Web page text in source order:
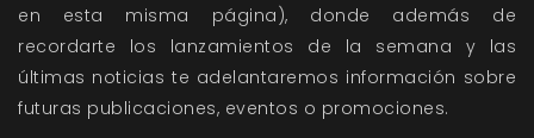
en esta misma página), donde además de
recordarte los lanzamientos de la semana y las
últimas noticias te adelantaremos información sobre
futuras publicaciones, eventos o promociones.